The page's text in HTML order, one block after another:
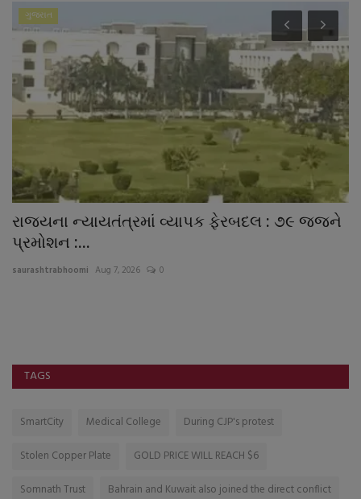
ગુજરાત
રાજયના ન્યાયતંત્રમાં વ્યાપક ફેરબદલ : ૭૯ જજને
પ્રમોશન :...
saurashtrabhoomi Aug 7, 2026 0
TAGS
SmartCity Medical College
During CJP's protest
Stolen Copper Plate
GOLD PRICE WILL REACH $6
Somnath Trust
Bahrain and Kuwait also joined the direct conflict